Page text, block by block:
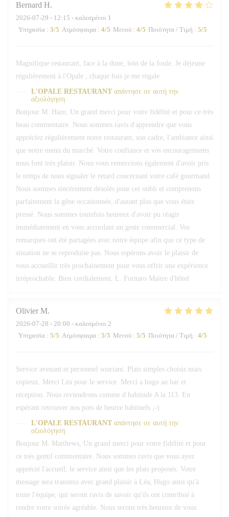
Bernard H
2026-07-29 - 12:15 - καλεσμένοι 1
Υπηρεσία : 3/5 Ατμόσφαιρα : 4/5 Μενού : 4/5 Ποιότητα / Τιμή : 5/5
Magnifique restaurant, face à la dune, loin de la foule. Je déjeune
régulièrement à l'Opale ; chaque fois je me régale.
L'OPALE RESTAURANT απάντησε σε αυτή την
αξιολόγηση
Bonjour M. Haze, Un grand merci pour votre fidélité et pour ce très
beau commentaire. Nous sommes ravis d'apprendre que vous
appréciez régulièrement notre restaurant, son cadre, l'ambiance ainsi
que notre menu du marché. Votre confiance et vos encouragements
nous font très plaisir. Nous vous remercions également d'avoir pris
le temps de nous signaler le retard concernant votre café gourmand.
Nous sommes sincèrement désolés pour cet oubli et comprenons
parfaitement la gêne occasionnée, d'autant plus que vous étiez
pressé. Nous sommes toutefois heureux d'avoir pu réagir
immédiatement en vous accordant un geste commercial. Vos
remarques ont été partagées avec notre équipe afin que ce type de
situation ne se reproduise pas. Nous espérons avoir le plaisir de
vous accueillir très prochainement pour vous offrir une expérience
irréprochable. Bien cordialement, L. Fornaro Maitre d'hôtel
Olivier M
2026-07-28 - 20:00 - καλεσμένοι 2
Υπηρεσία : 5/5 Ατμόσφαιρα : 5/5 Μενού : 5/5 Ποιότητα / Τιμή : 4/5
Service avenant et personnel souriant. Plats simples choisis mais
copieux. Merci Léa pour le service. Merci a hugo au bar et
réception. Nous reviendrons comme d habitude A la 113. En
espérant retrouver nos pots de beurre habituels ;-)
L'OPALE RESTAURANT απάντησε σε αυτή την
αξιολόγηση
Bonjour M. Matthews, Un grand merci pour votre fidélité et pour
ce très gentil commentaire. Nous sommes ravis que vous ayez
apprécié l'accueil, le service ainsi que les plats proposés. Votre
message sera transmis avec grand plaisir à Léa, Hugo ainsi qu'à
toute l'équipe, qui seront ravis de savoir qu'ils ont contribué à
rendre votre soirée agréable. Nous serons très heureux de vous